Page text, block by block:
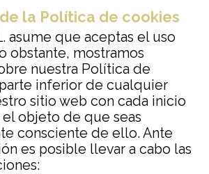
la Política de cookies
asume que aceptas el uso
obstante, mostramos
nuestra Política de
inferior de cualquier
sitio web con cada inicio
objeto de que seas
consciente de ello. Ante
es posible llevar a cabo las